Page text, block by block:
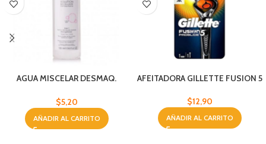
AGUA MISCELAR DESMAQ.
$5,20
AÑADIR AL CARRITO
AFEITADORA GILLETTE FUSION 5
$12,90
AÑADIR AL CARRITO